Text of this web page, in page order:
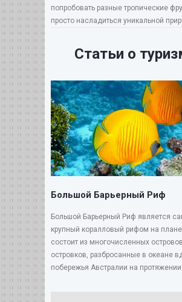
попробовать разные тропические
просто насладиться уникальной
Статьи о
Большой Барьерный Риф
Большой Барьерный Риф является
крупный коралловый рифом на
состоит из многочисленных
островков, разбросанные в океане
побережья Австралии на